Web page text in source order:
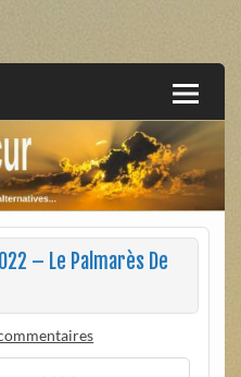
– Le Palmarès De